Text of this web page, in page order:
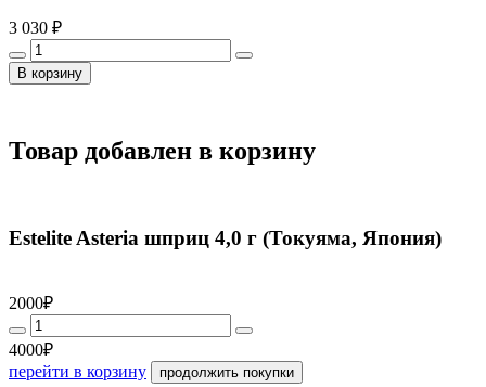
3 030 ₽
В корзину
Товар добавлен в корзину
Estelite Asteria шприц 4,0 г (Токуяма, Япония)
2000₽
4000₽
перейти в корзину
продолжить покупки